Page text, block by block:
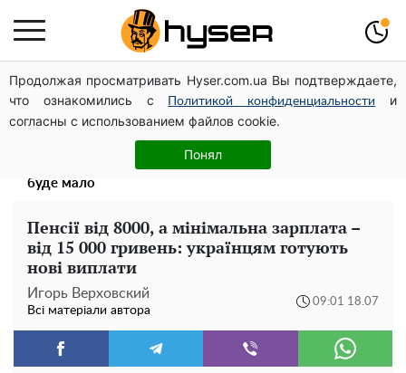
Продолжая просматривать Hyser.com.ua Вы подтверждаете,
что ознакомились с
Политикой конфиденциальности
и
согласны с использованием файлов cookie.
Понял
Дрони із націнкою: Олександр Конотопський вивів
мільйони оборонного бюджету через фіктивну фірму в
Естонії
Весь секрет в одній таблетці аспірину: рецепт хрумкої
та соковитої капусти на зиму. Навіть п'яти банок вам
буде мало
Пенсії від 8000, а мінімальна зарплата –
від 15 000 гривень: українцям готують
нові виплати
Игорь Верховский
Всі матеріали автора
09:01 18.07